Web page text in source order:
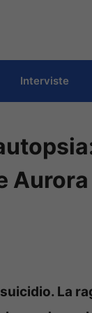
Interviste
La